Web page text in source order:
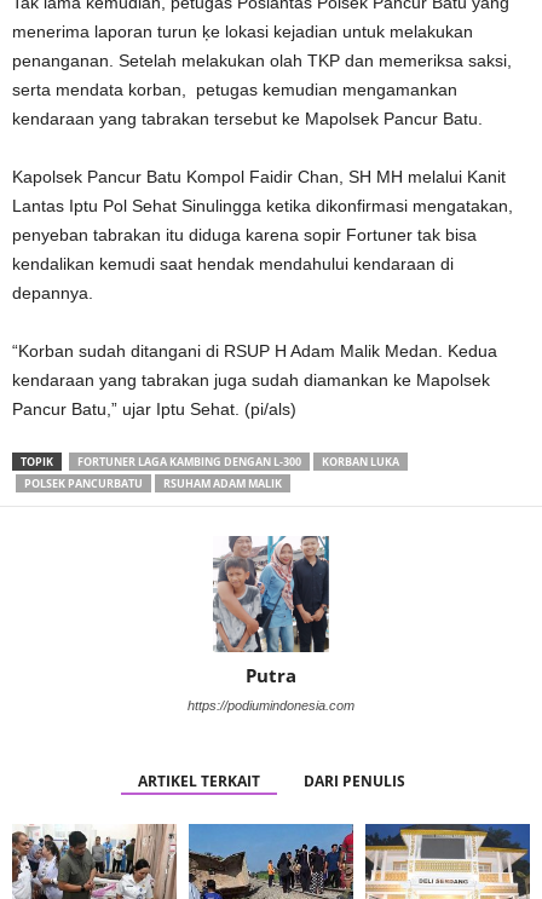
menerima laporan turun ķe lokasi kejadian untuk melakukan
penanganan. Setelah melakukan olah TKP dan memeriksa saksi,
serta mendata korban, petugas kemudian mengamankan
kendaraan yang tabrakan tersebut ke Mapolsek Pancur Batu.
Kapolsek Pancur Batu Kompol Faidir Chan, SH MH melalui Kanit
Lantas Iptu Pol Sehat Sinulingga ketika dikonfirmasi mengatakan,
penyeban tabrakan itu diduga karena sopir Fortuner tak bisa
kendalikan kemudi saat hendak mendahului kendaraan di
depannya.
“Korban sudah ditangani di RSUP H Adam Malik Medan. Kedua
kendaraan yang tabrakan juga sudah diamankan ke Mapolsek
Pancur Batu,” ujar Iptu Sehat. (pi/als)
TOPIK FORTUNER LAGA KAMBING DENGAN L-300
KORBAN LUKA
POLSEK PANCURBATU
RSUHAM ADAM MALIK
Putra
https://podiumindonesia.com
ARTIKEL TERKAIT DARI PENULIS